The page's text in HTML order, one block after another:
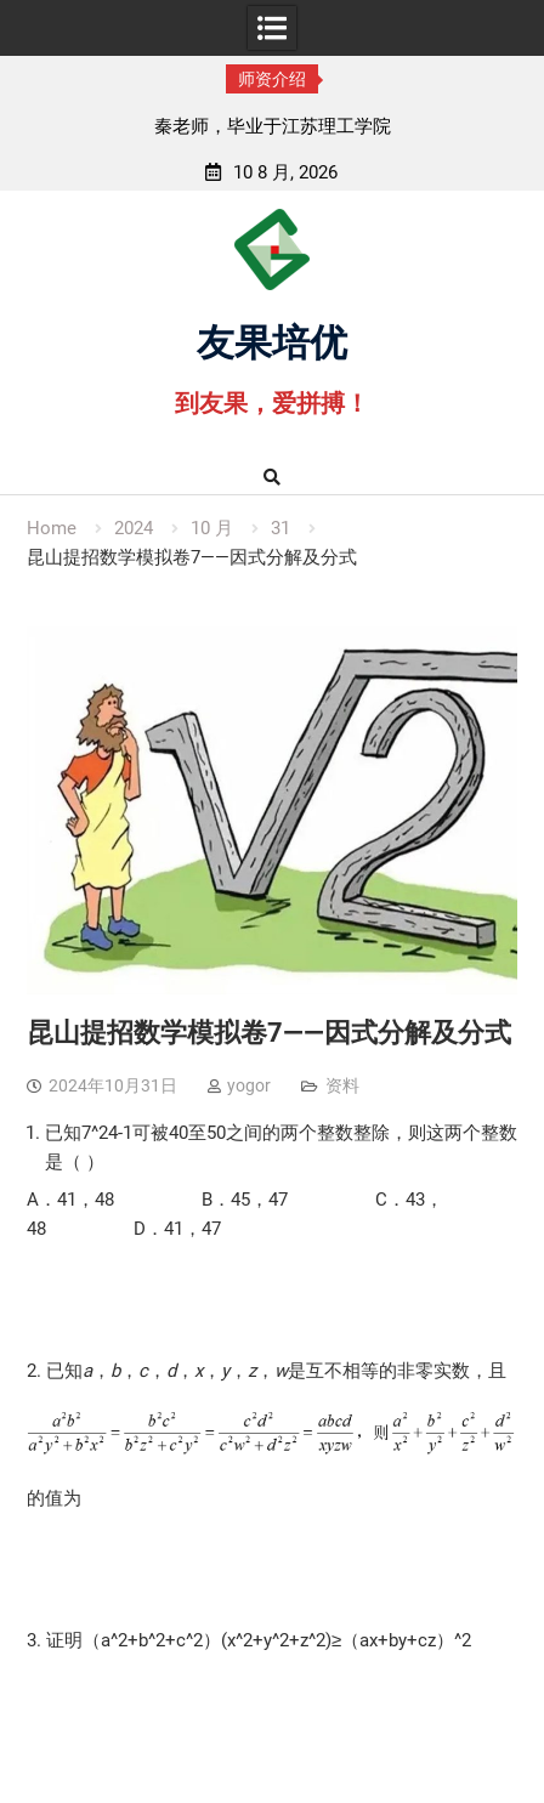
师资介绍
秦老师，毕业于江苏理工学院
10 8 月, 2026
友果培优
到友果，爱拼搏！
Home 2024 10 月
31
昆山提招数学模拟卷7——因式分解及分式
昆山提招数学模拟卷7——因式分解及分式
2024年10月31日 yogor 资料
已知7^24-1可被40至50之间的两个整数整除，则这两个整数
是（ ）
A．41，48 B．45，47 C．43，
48 D．41，47
2. 已知a， b， c， d， x， y， z， w是互不相等的非零实数，且
的值为
3. 证明（a^2+b^2+c^2）(x^2+y^2+z^2)≥（ax+by+cz）^2